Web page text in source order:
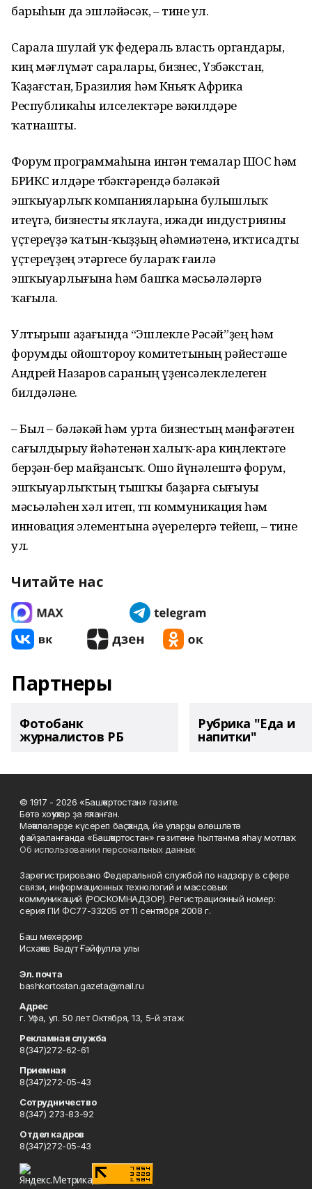
барыһын да эшләйәсәк, – тине ул.
Сарала шулай уҡ федераль власть органдары,
киң мәғлүмәт саралары, бизнес, Үзбәкстан,
Ҡаҙағстан, Бразилия һәм Көньяҡ Африка
Республикаһы илселектәре вәкилдәре
ҡатнашты.
Форум программаһына ингән темалар ШОС һәм
БРИКС илдәре төбәктәрендә бәләкәй
эшҡыуарлыҡ компанияларына булышлыҡ
итеүгә, бизнесты яҡлауға, ижади индустрияны
үҫтереүҙә ҡатын-ҡыҙҙың әһәмиәтенә, иҡтисадты
үҫтереүҙең этәргесе булараҡ ғаилә
эшҡыуарлығына һәм башҡа мәсьәләләргә
ҡағыла.
Ултырыш аҙағында “Эшлекле Рәсәй”ҙең һәм
форумды ойоштороу комитетының рәйестәше
Андрей Назаров сараның үҙенсәлеклелеген
билдәләне.
– Был – бәләкәй һәм урта бизнестың мәнфәғәтен
сағылдырыу йәһәтенән халыҡ-ара киңлектәге
берҙән-бер майҙансыҡ. Ошо йүнәлештә форум,
эшҡыуарлыҡтың тышҡы баҙарға сығыуы
мәсьәләһен хәл итеп, төп коммуникация һәм
инновация элементына әүерелергә тейеш, – тине
ул.
Читайте нас
Партнеры
Фотобанк
журналистов РБ
Рубрика "Еда и
напитки"
© 1917 - 2026 «Башҡортостан» гәзите.
Бөтә хоҡуҡтар ҙа яҡланған.
Мәҡәләләрҙе күсереп баҫҡанда, йә уларҙы өлөшләтә
файҙаланғанда «Башҡортостан» гәзитенә һылтанма яһау мотлаҡ.
Об использовании персональных данных
Зарегистрировано Федеральной службой по надзору в сфере
связи, информационных технологий и массовых
коммуникаций (РОСКОМНАДЗОР). Регистрационный номер:
серия ПИ ФС77-33205 от 11 сентября 2008 г.
Баш мөхәррир
Исхаҡов Вәдүт Ғәйфулла улы
Эл. почта
bashkortostan.gazeta@mail.ru
Адрес
г. Уфа, ул. 50 лет Октября, 13, 5-й этаж
Рекламная служба
8(347)272-62-61
Приемная
8(347)272-05-43
Сотрудничество
8(347) 273-83-92
Отдел кадров
8(347)272-05-43